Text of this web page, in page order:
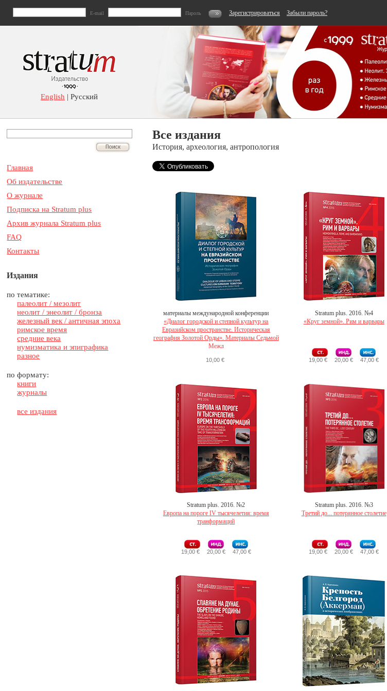
E-mail Пароль Зарегистрироваться Забыли пароль?
English | Русский
Главная
Об издательстве
О журнале
Подписка на Stratum plus
Архив журнала Stratum plus
FAQ
Контакты
Издания
по тематике:
палеолит / мезолит
неолит / энеолит / бронза
железный век / античная эпоха
римское время
средние века
нумизматика и эпиграфика
разное
по формату:
книги
журналы
все издания
Все издания
История, археология, антропология
материалы международной конференции
«Диалог городской и степной культур на
Евразийском пространстве. Историческая
география Золотой Орды». Материалы Седьмой
Межд
10,00 €
Stratum plus. 2016. №4
«Круг земной». Рим и варвары
19,00 € 20,00 € 47,00 €
Stratum plus. 2016. №2
Европа на пороге IV тысячелетия: время
транформаций
19,00 € 20,00 € 47,00 €
Stratum plus. 2016. №3
Tретий до... потерянное столетие
19,00 € 20,00 € 47,00 €